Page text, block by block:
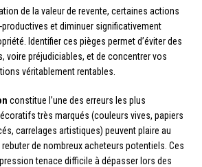
de la valeur de revente, certaines actions
productives et diminuer significativement
Identifier ces pièges permet d’éviter des
voire préjudiciables, et de concentrer vos
véritablement rentables.
constitue l’une des erreurs les plus
très marqués (couleurs vives, papiers
carrelages artistiques) peuvent plaire au
de nombreux acheteurs potentiels. Ces
tenace difficile à dépasser lors des